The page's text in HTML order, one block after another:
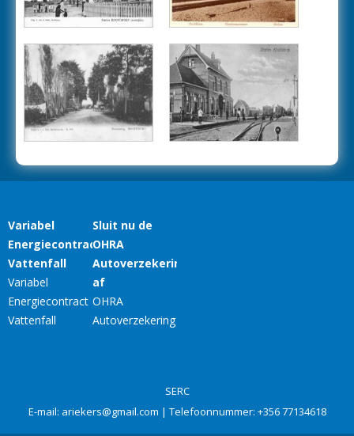
SERC
E-mail: ariekers@gmail.com | Telefoonnummer: +356 77134618